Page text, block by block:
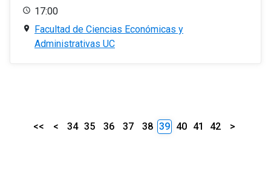
17:00
Facultad de Ciencias Económicas y
Administrativas UC
<< < 34 35 36 37 38 39 40 41 42 >